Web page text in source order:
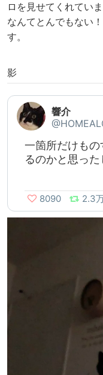
ロを見せてくれてい
なんてとんでもない
す。
影
響介
一箇所だけも
るのかと思っ
8090 2.3